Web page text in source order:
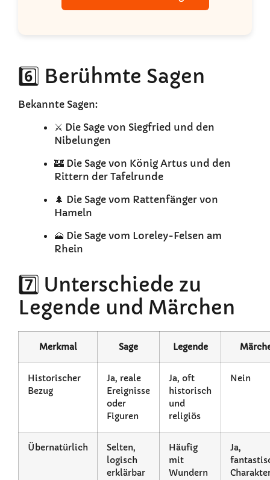
6️⃣ Berühmte Sagen
Bekannte Sagen:
⚔️ Die Sage von Siegfried und den
Nibelungen
🏰 Die Sage von König Artus und den
Rittern der Tafelrunde
🌲 Die Sage vom Rattenfänger von
Hameln
🗻 Die Sage vom Loreley-Felsen am
Rhein
7️⃣ Unterschiede zu
Legende und Märchen
Merkmal Sage Legende
Historischer
Bezug
Ja, reale
Ereignisse
oder
Figuren
Ja, oft
historisch
und
religiös
Nein
Übernatürlich
Selten,
logisch
erklärbar
Häufig
mit
Wundern
Ja,